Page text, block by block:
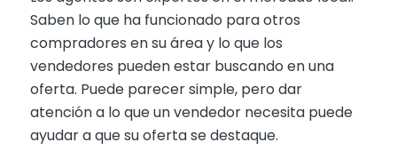
Saben lo que ha funcionado para otros
compradores en su área y lo que los
vendedores pueden estar buscando en una
oferta. Puede parecer simple, pero dar
atención a lo que un vendedor necesita puede
ayudar a que su oferta se destaque.